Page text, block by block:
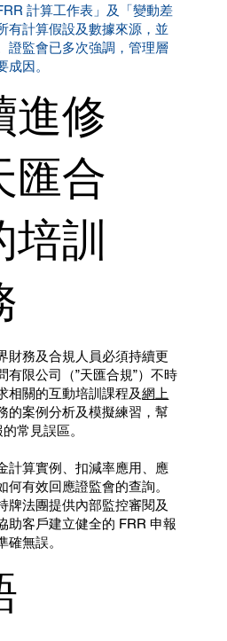
計算工作表」及「變動差
有計算假設及數據來源，並
證監會已多次強調，管理層
成因。
進修
匯合
培訓
財務及合規人員必須持續更
有限公司（”天匯合規”）不時
相關的互動培訓課程及網上
的案例分析及模擬練習，幫
常見誤區。
計算實例、扣減率應用、應
何有效回應證監會的查詢。
牌法團提供內部監控審閱及
助客戶建立健全的 FRR 申報
確無誤。